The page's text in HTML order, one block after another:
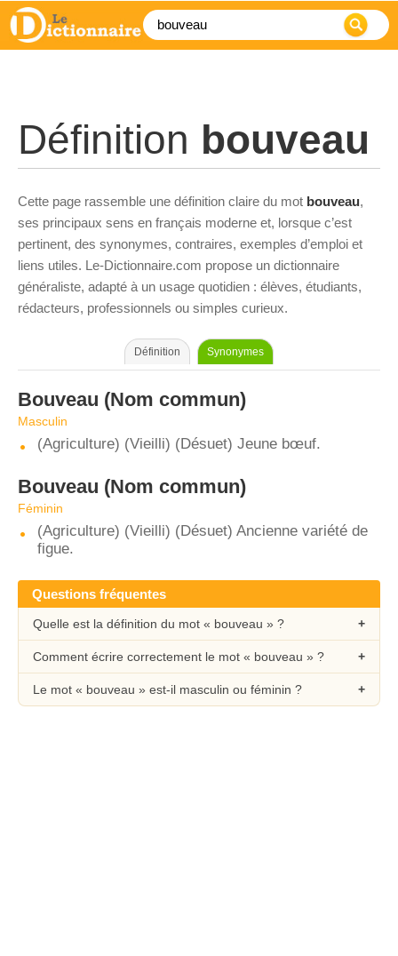
Définition bouveau
Cette page rassemble une définition claire du mot bouveau,
ses principaux sens en français moderne et, lorsque c’est
pertinent, des synonymes, contraires, exemples d’emploi et
liens utiles. Le-Dictionnaire.com propose un dictionnaire
généraliste, adapté à un usage quotidien : élèves, étudiants,
rédacteurs, professionnels ou simples curieux.
Définition Synonymes
Bouveau (Nom commun)
Masculin
(Agriculture) (Vieilli) (Désuet) Jeune bœuf.
Bouveau (Nom commun)
Féminin
(Agriculture) (Vieilli) (Désuet) Ancienne variété de
figue.
Questions fréquentes
Quelle est la définition du mot « bouveau » ?
Comment écrire correctement le mot « bouveau » ?
Le mot « bouveau » est-il masculin ou féminin ?